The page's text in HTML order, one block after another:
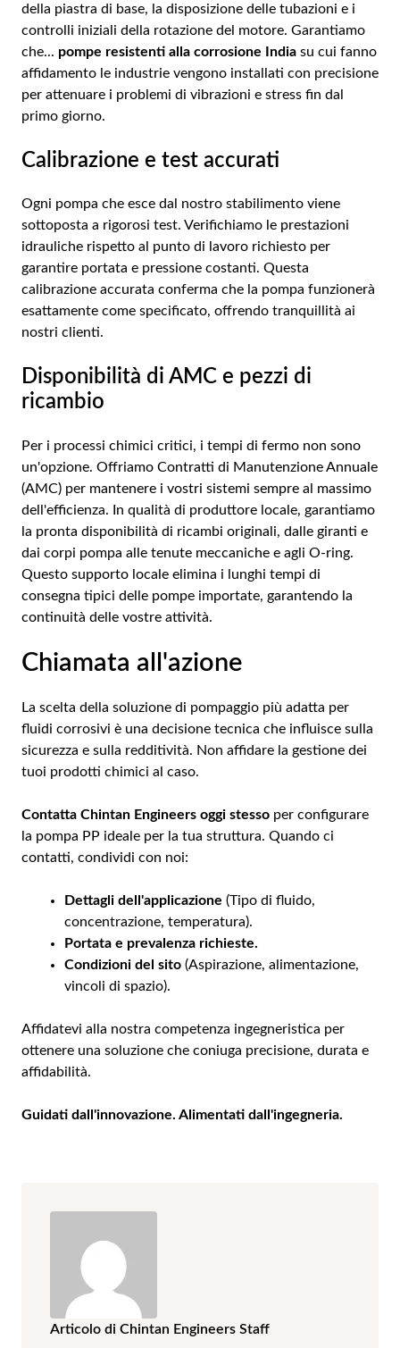
della piastra di base, la disposizione delle tubazioni e i
controlli iniziali della rotazione del motore. Garantiamo
che... pompe resistenti alla corrosione India su cui fanno
affidamento le industrie vengono installati con precisione
per attenuare i problemi di vibrazioni e stress fin dal
primo giorno.
Calibrazione e test accurati
Ogni pompa che esce dal nostro stabilimento viene
sottoposta a rigorosi test. Verifichiamo le prestazioni
idrauliche rispetto al punto di lavoro richiesto per
garantire portata e pressione costanti. Questa
calibrazione accurata conferma che la pompa funzionerà
esattamente come specificato, offrendo tranquillità ai
nostri clienti.
Disponibilità di AMC e pezzi di
ricambio
Per i processi chimici critici, i tempi di fermo non sono
un'opzione. Offriamo Contratti di Manutenzione Annuale
(AMC) per mantenere i vostri sistemi sempre al massimo
dell'efficienza. In qualità di produttore locale, garantiamo
la pronta disponibilità di ricambi originali, dalle giranti e
dai corpi pompa alle tenute meccaniche e agli O-ring.
Questo supporto locale elimina i lunghi tempi di
consegna tipici delle pompe importate, garantendo la
continuità delle vostre attività.
Chiamata all'azione
La scelta della soluzione di pompaggio più adatta per
fluidi corrosivi è una decisione tecnica che influisce sulla
sicurezza e sulla redditività. Non affidare la gestione dei
tuoi prodotti chimici al caso.
Contatta Chintan Engineers oggi stesso per configurare
la pompa PP ideale per la tua struttura. Quando ci
contatti, condividi con noi:
Dettagli dell'applicazione (Tipo di fluido,
concentrazione, temperatura).
Portata e prevalenza richieste.
Condizioni del sito (Aspirazione, alimentazione,
vincoli di spazio).
Affidatevi alla nostra competenza ingegneristica per
ottenere una soluzione che coniuga precisione, durata e
affidabilità.
Guidati dall'innovazione. Alimentati dall'ingegneria.
Articolo di Chintan Engineers Staff